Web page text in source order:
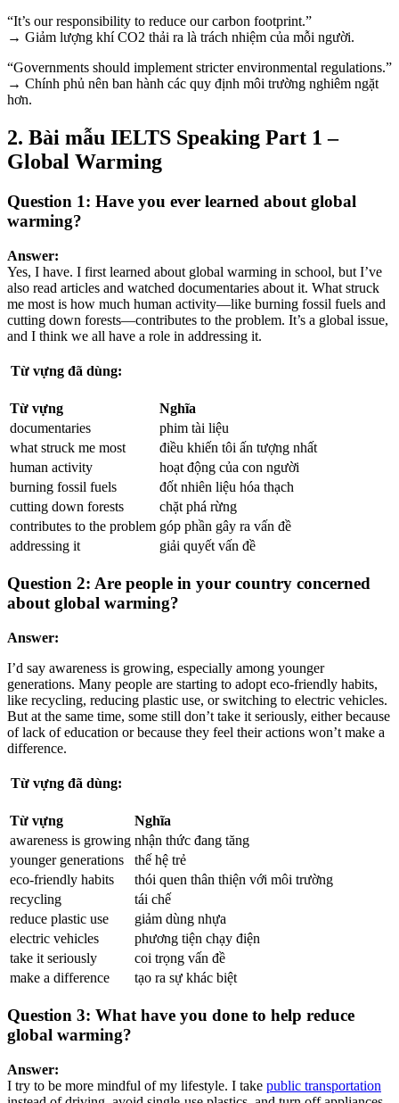
“It’s our responsibility to reduce our carbon footprint.”
→ Giảm lượng khí CO2 thải ra là trách nhiệm của mỗi người.
“Governments should implement stricter environmental regulations.”
→ Chính phủ nên ban hành các quy định môi trường nghiêm ngặt
hơn.
2. Bài mẫu IELTS Speaking Part 1 –
Global Warming
Question 1: Have you ever learned about global
warming?
Answer:
Yes, I have. I first learned about global warming in school, but I’ve
also read articles and watched documentaries about it. What struck
me most is how much human activity—like burning fossil fuels and
cutting down forests—contributes to the problem. It’s a global issue,
and I think we all have a role in addressing it.
Từ vựng đã dùng:
Từ vựng
Nghĩa
documentaries
phim tài liệu
what struck me most
điều khiến tôi ấn tượng nhất
human activity
hoạt động của con người
burning fossil fuels
đốt nhiên liệu hóa thạch
cutting down forests
chặt phá rừng
contributes to the problem góp phần gây ra vấn đề
addressing it
giải quyết vấn đề
Question 2: Are people in your country concerned
about global warming?
Answer:
I’d say awareness is growing, especially among younger
generations. Many people are starting to adopt eco-friendly habits,
like recycling, reducing plastic use, or switching to electric vehicles.
But at the same time, some still don’t take it seriously, either because
of lack of education or because they feel their actions won’t make a
difference.
Từ vựng đã dùng:
Từ vựng
Nghĩa
awareness is growing nhận thức đang tăng
younger generations
thế hệ trẻ
eco-friendly habits
thói quen thân thiện với môi trường
recycling
tái chế
reduce plastic use
giảm dùng nhựa
electric vehicles
phương tiện chạy điện
take it seriously
coi trọng vấn đề
make a difference
tạo ra sự khác biệt
Question 3: What have you done to help reduce
global warming?
Answer:
I try to be more mindful of my lifestyle. I take public transportation